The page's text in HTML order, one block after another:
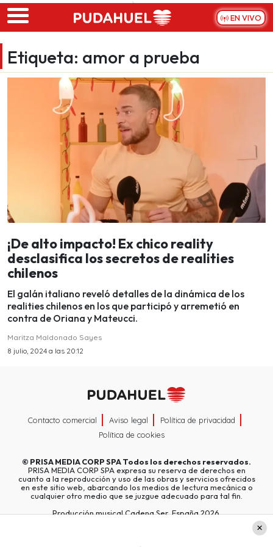
Skip to main content
EN VIVO
Etiqueta: amor a prueba
¡De alto impacto! Ex chico reality
desclasifica los secretos de realities
chilenos
El galán italiano reveló detalles de la dinámica de los
realities chilenos en los que participó y arremetió en
contra de Oriana y Mateucci.
Maritza Maldonado Sayes
8 julio, 2024 a las 20:12
Contacto comercial Aviso legal
Política de privacidad
Política de cookies
© PRISA MEDIA CORP SPATodos los derechos reservados.
PRISA MEDIA CORP SPA expresa su reserva de derechos en
cuanto a la reproducción y uso de las obras y servicios ofrecidos
en este sitio web, abarcando los medios de lectura mecánica o
cualquier otro medio que se juzgue adecuado para tal fin.
Producción musical Cadena Ser, España 2026.